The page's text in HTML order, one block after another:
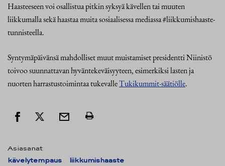
Haasteeseen voi osallistua pitkin syksyä kävellen tai muuten
liikkumalla sekä haastaa muita sosiaalisessa mediassa #liikkumishaaste-
tunnisteella.
Syntymäpäivänsä mahdolliset muut muistamiset presidentti Niinistö
toivoo suunnattavan hyväntekeväisyyteen, esimerkiksi lasten ja
nuorten harrastustoimintaa tukevalleTukikummit-säätiölle.
Asiasanat
kävelytempaus liikkumishaaste